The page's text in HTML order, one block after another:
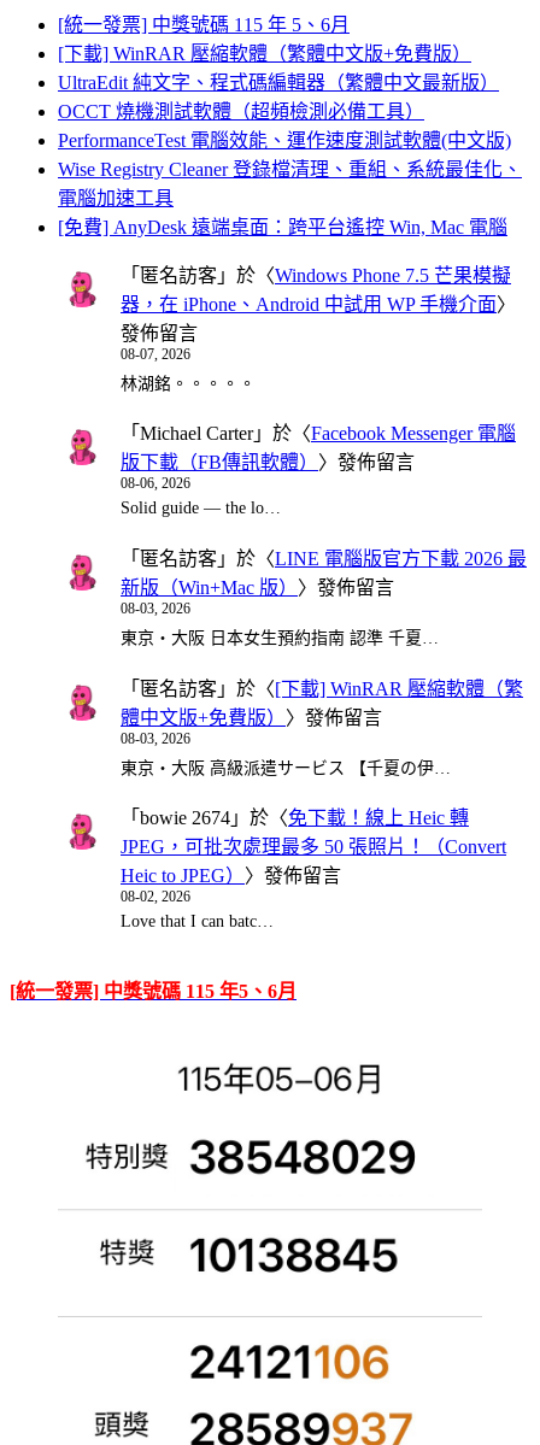
[統一發票] 中獎號碼 115 年 5、6月
[下載] WinRAR 壓縮軟體（繁體中文版+免費版）
UltraEdit 純文字、程式碼編輯器（繁體中文最新版）
OCCT 燒機測試軟體（超頻檢測必備工具）
PerformanceTest 電腦效能、運作速度測試軟體(中文版)
Wise Registry Cleaner 登錄檔清理、重組、系統最佳化、
電腦加速工具
[免費] AnyDesk 遠端桌面：跨平台遙控 Win, Mac 電腦
「 匿名訪客 」於〈Windows Phone 7.5 芒果模擬
器，在 iPhone、Android 中試用 WP 手機介面〉
發佈留言
08-07, 2026
林湖銘。。。。。
「 Michael Carter」於〈Facebook Messenger 電腦
版下載（FB傳訊軟體） 〉發佈留言
08-06, 2026
Solid guide — the lo…
「 匿名訪客 」於〈LINE 電腦版官方下載 2026 最
新版（Win+Mac 版） 〉發佈留言
08-03, 2026
東京・大阪 日本女生預約指南 認準 千夏…
「 匿名訪客 」於〈[下載] WinRAR 壓縮軟體（繁
體中文版+免費版） 〉發佈留言
08-03, 2026
東京・大阪 高級派遣サービス 【千夏の伊…
「 bowie 2674 」於〈免下載！線上 Heic 轉
JPEG，可批次處理最多 50 張照片！（Convert
Heic to JPEG） 〉發佈留言
08-02, 2026
Love that I can batc…
[統一發票] 中獎號碼 115 年5、6月